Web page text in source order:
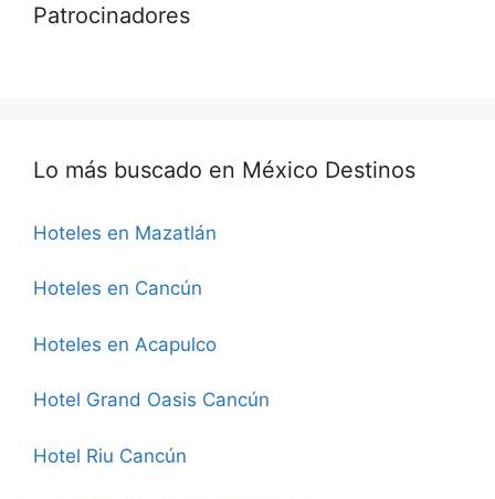
Patrocinadores
Lo más buscado en México Destinos
Hoteles en Mazatlán
Hoteles en Cancún
Hoteles en Acapulco
Hotel Grand Oasis Cancún
Hotel Riu Cancún